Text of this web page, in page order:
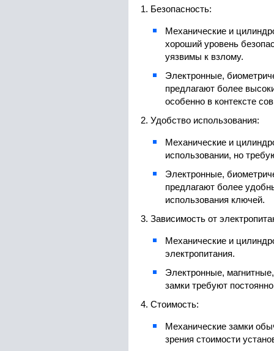
1. Безопасность:
Механические и
хороший уровень
уязвимы к взлому.
Электронные,
предлагают более
особенно в контексте
2. Удобство использования:
Механические и
использовании, но
Электронные,
предлагают более
использования ключей.
3. Зависимость от
Механические и
электропитания.
Электронные,
замки требуют
4. Стоимость:
Механические замки
зрения стоимости